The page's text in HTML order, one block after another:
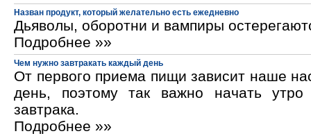
Назван продукт, который желательно есть ежедневно
Дьяволы, оборотни и вампиры
Подробнее »»
Чем нужно завтракать каждый день
От первого приема пищи зависит наше
день, поэтому так важно начать утро
завтрака.
Подробнее »»